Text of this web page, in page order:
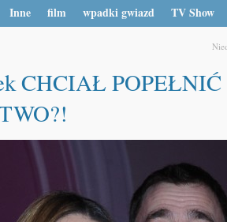
Inne film wpadki gwiazd TV Show
CHCIAŁ POPEŁNIĆ